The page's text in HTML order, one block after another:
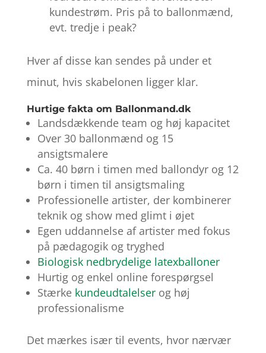
kundestrøm. Pris på to ballonmænd,
evt. tredje i peak?
Hver af disse kan sendes på under et
minut, hvis skabelonen ligger klar.
Hurtige fakta om Ballonmand.dk
Landsdækkende team og høj kapacitet
Over 30 ballonmænd og 15
ansigtsmalere
Ca. 40 børn i timen med ballondyr og 12
børn i timen til ansigtsmaling
Professionelle artister, der kombinerer
teknik og show med glimt i øjet
Egen uddannelse af artister med fokus
på pædagogik og tryghed
Biologisk nedbrydelige latexballoner
Hurtig og enkel online forespørgsel
Stærke kundeudtalelserog høj
professionalisme
Det mærkes især til events, hvor nærvær